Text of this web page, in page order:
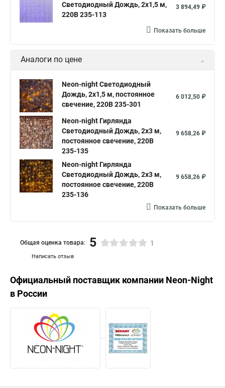
Светодиодный Дождь, 2х1,5 м,
220В 235-113
3 894,49 ₽
Показать больше
Аналоги по цене
Neon-night Светодиодный
Дождь, 2х1,5 м, постоянное
свечение, 220В 235-301
6 012,50 ₽
Neon-night Гирлянда
Светодиодный Дождь, 2х3 м,
постоянное свечение, 220В
235-135
9 658,26 ₽
Neon-night Гирлянда
Светодиодный Дождь, 2х3 м,
постоянное свечение, 220В
235-136
9 658,26 ₽
Показать больше
Написать отзыв
Общая оценка товара: 5 1
Официальный поставщик компании Neon-Night
в России